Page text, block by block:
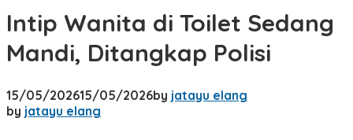
Intip Wanita di Toilet Sedang
Mandi, Ditangkap Polisi
15/05/202615/05/2026by jatayu elang
by jatayu elang